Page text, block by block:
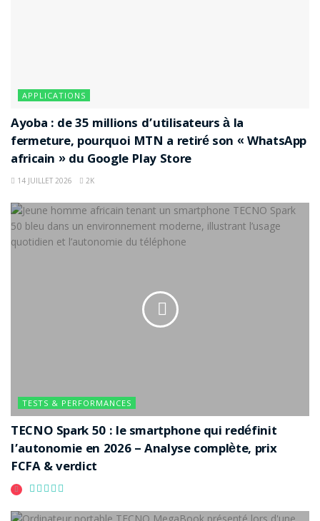
APPLICATIONS
Ayoba : de 35 millions d’utilisateurs à la
fermeture, pourquoi MTN a retiré son « WhatsApp
africain » du Google Play Store
14 JUILLET 2026 2K
TESTS & PERFORMANCES
TECNO Spark 50 : le smartphone qui redéfinit
l’autonomie en 2026 – Analyse complète, prix
FCFA & verdict